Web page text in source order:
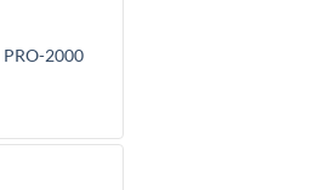
2000